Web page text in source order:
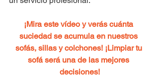
¡Mira este vídeo y verás cuánta
suciedad se acumula en nuestros
sofás, sillas y colchones! ¡Limpiar tu
sofá será una de las mejores
decisiones!